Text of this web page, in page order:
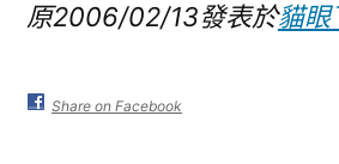
原2006/02/13發表於貓眼
Share on Facebook